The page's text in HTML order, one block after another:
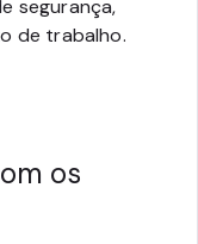
segurança,
de trabalho.
os